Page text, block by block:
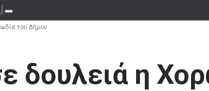
του Δήμου
δουλειά η